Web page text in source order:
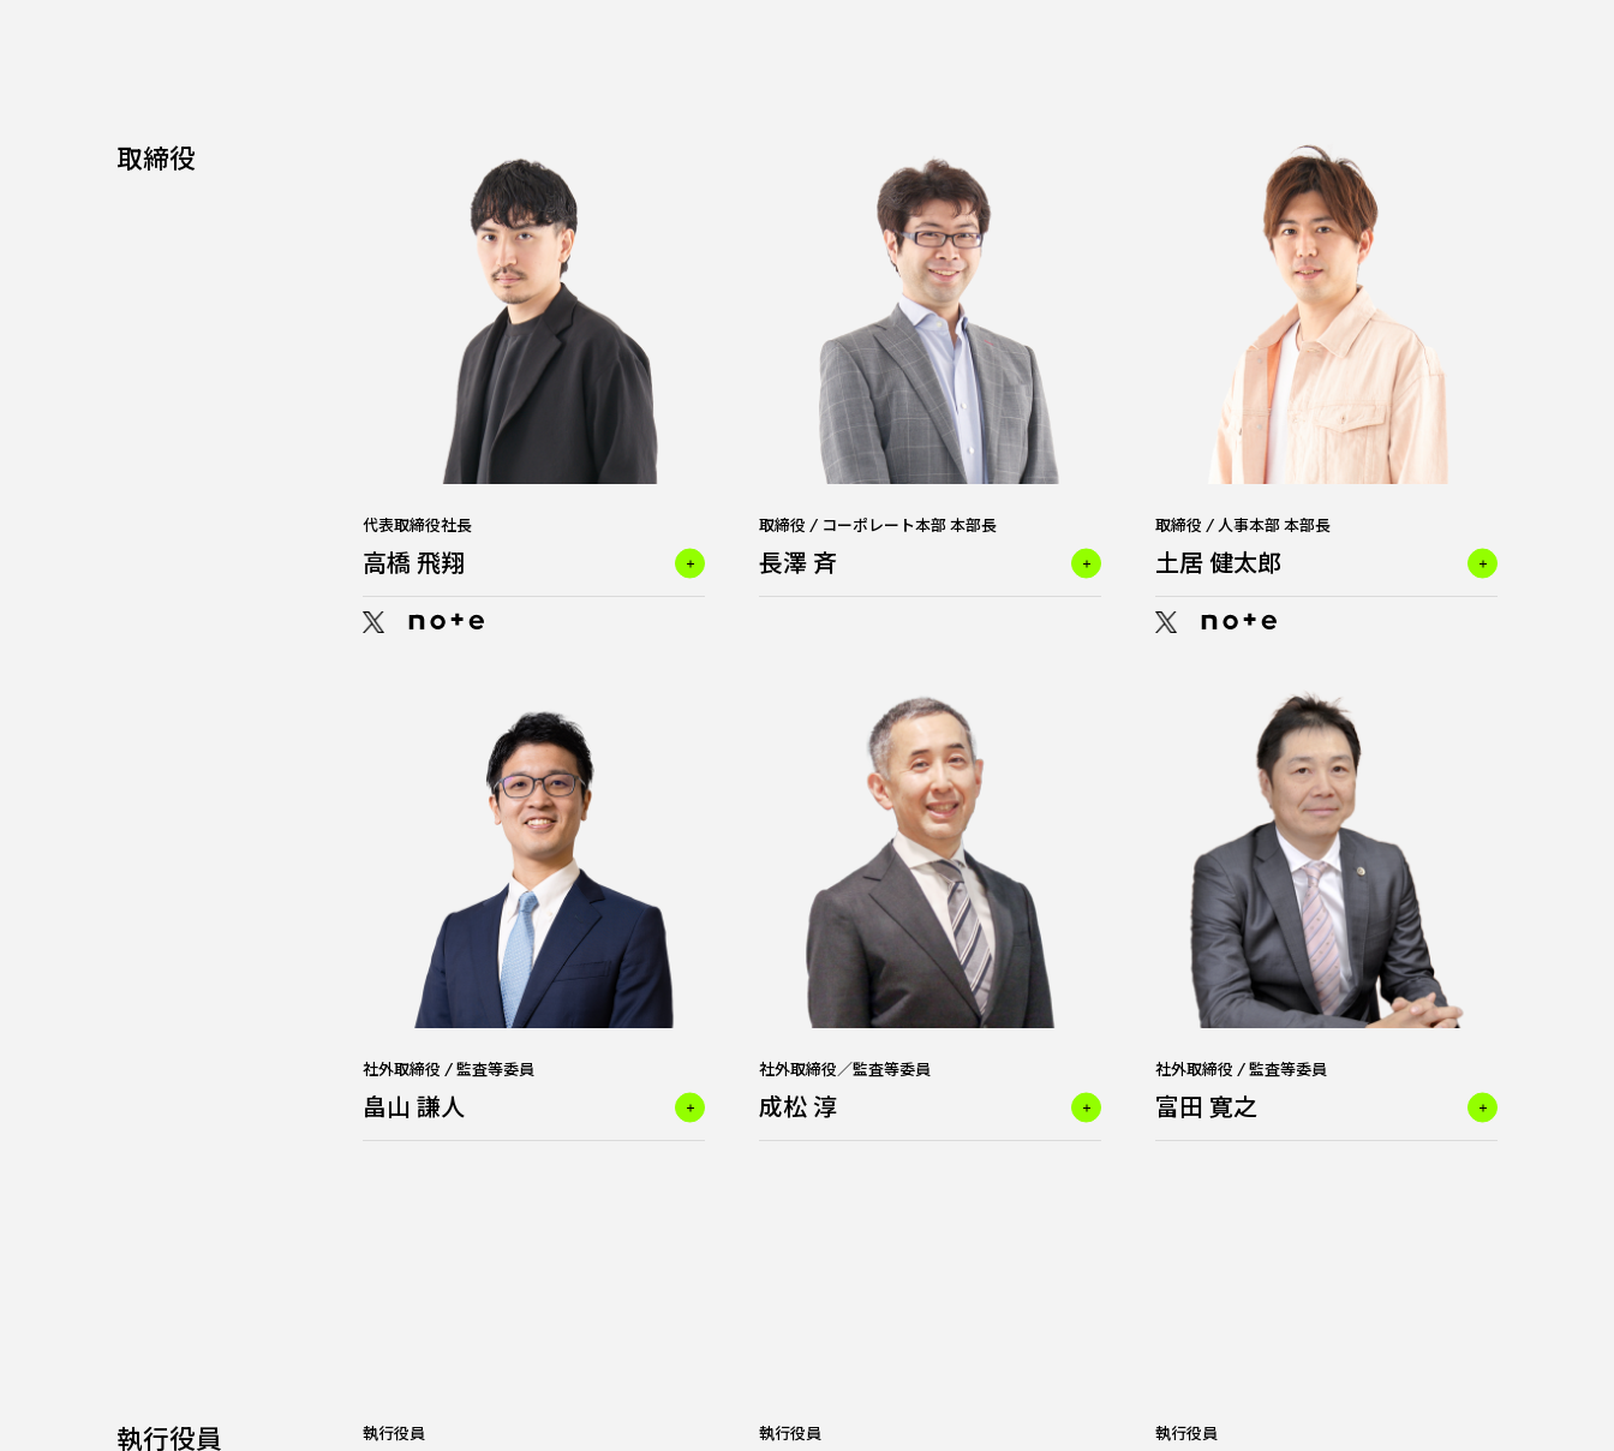
取締役
代表取締役社長
高橋 飛翔
取締役 / コーポレート本部 本部長
長澤 斉
取締役 / 人事本部 本部長
土居 健太郎
社外取締役 / 監査等委員
畠山 謙人
社外取締役／監査等委員
成松 淳
社外取締役 / 監査等委員
富田 寛之
執行役員 執行役員 執行役員 執行役員